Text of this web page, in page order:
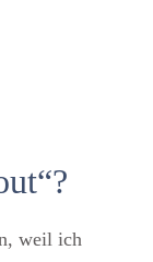
weil ich